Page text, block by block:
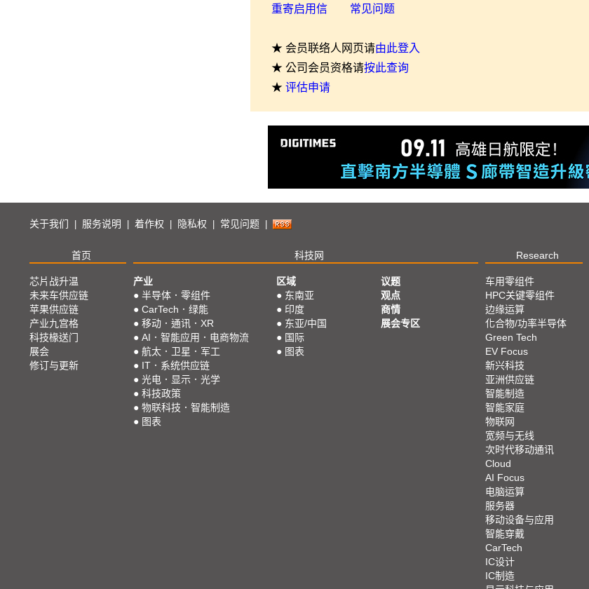
重寄启用信 常见问题
★ 会员联络人网页请由此登入
★ 公司会员资格请按此查询
★ 评估申请
关于我们 服务说明 着作权 隐私权 常见问题
首页 科技网 Research
芯片战升温
未来车供应链
苹果供应链
产业九宫格
科技椽送门
展会
修订与更新
产业
● 半导体．零组件
● CarTech．绿能
● 移动．通讯．XR
● AI．智能应用．电商物流
● 航太．卫星．军工
● IT．系统供应链
● 光电．显示．光学
● 科技政策
● 物联科技．智能制造
● 图表
区域
● 东南亚
● 印度
● 东亚/中国
● 国际
● 图表
议题
观点
商情
展会专区
车用零组件
HPC关键零组件
边缘运算
化合物/功率半导体
Green Tech
EV Focus
新兴科技
亚洲供应链
智能制造
智能家庭
物联网
宽频与无线
次时代移动通讯
Cloud
AI Focus
电脑运算
服务器
移动设备与应用
智能穿戴
CarTech
IC设计
IC制造